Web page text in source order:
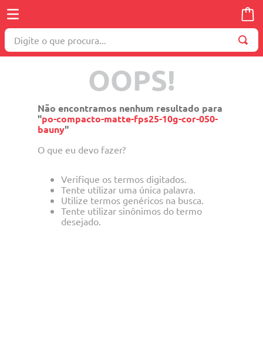
Digite o que procura...
OOPS!
Não encontramos nenhum resultado para
"po-compacto-matte-fps25-10g-cor-050-
bauny"
O que eu devo fazer?
Verifique os termos digitados.
Tente utilizar uma única palavra.
Utilize termos genéricos na busca.
Tente utilizar sinônimos do termo
desejado.